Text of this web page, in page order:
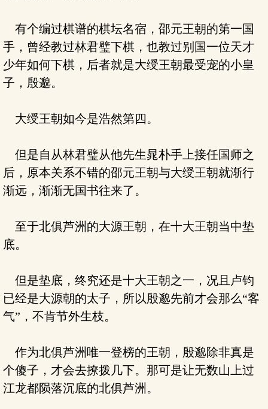
有个编过棋谱的棋坛名宿，邵元王朝的第一国
手，曾经教过林君璧下棋，也教过别国一位天才
少年如何下棋，后者就是大绶王朝最受宠的小皇
子，殷邈。
大绶王朝如今是浩然第四。
但是自从林君璧从他先生晁朴手上接任国师之
后，原本关系不错的邵元王朝与大绶王朝就渐行
渐远，渐渐无国书往来了。
至于北俱芦洲的大源王朝，在十大王朝当中垫
底。
但是垫底，终究还是十大王朝之一，况且卢钧
已经是大源朝的太子，所以殷邈先前才会那么“客
气”，不肯节外生枝。
作为北俱芦洲唯一登榜的王朝，殷邈除非真是
个傻子，才会去撩拨几下。那可是让无数山上过
江龙都陨落沉底的北俱芦洲。